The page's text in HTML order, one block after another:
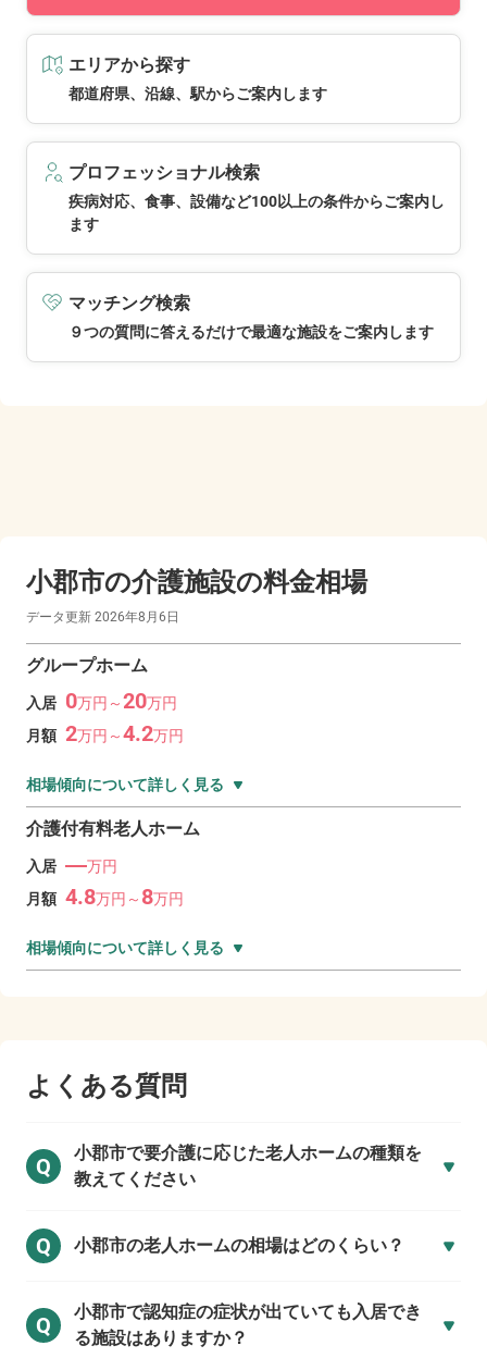
エリアから探す
都道府県、沿線、駅からご案内します
プロフェッショナル検索
疾病対応、食事、設備など100以上の条件からご案内し
ます
マッチング検索
９つの質問に答えるだけで最適な施設をご案内します
小郡市の介護施設の料金相場
データ更新 2026年8月6日
グループホーム
入居 0万円～20万円
月額 2万円～4.2万円
相場傾向について詳しく見る
介護付有料老人ホーム
入居 ―万円
月額 4.8万円～ 8万円
相場傾向について詳しく見る
よくある質問
Q
小郡市で要介護に応じた老人ホームの種類を
教えてください
Q 小郡市の老人ホームの相場はどのくらい？
Q
小郡市で認知症の症状が出ていても入居でき
る施設はありますか？